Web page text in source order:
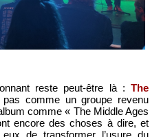
reste peut-être là :The
comme un groupe revenu
comme « The Middle Ages
encore des choses à dire, et